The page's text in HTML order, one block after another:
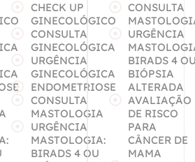
CHECK UP
GINECOLÓGICO
CONSULTA
GINECOLÓGICA
URGÊNCIA
GINECOLÓGICA
ENDOMETRIOSE
CONSULTA
MASTOLOGIA
URGÊNCIA
MASTOLOGIA:
BIRADS 4 OU
CONSULTA
URGÊNCIA
BIRADS 4
BIÓPSIA
ALTERADA
AVALIAÇÃO
DE RISCO
PARA
CÂNCER DE
MAMA